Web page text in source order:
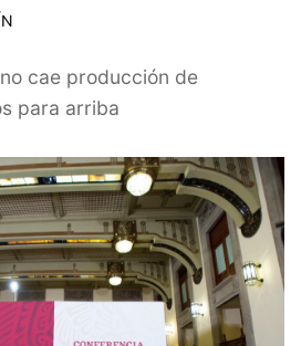
cae producción de
para arriba